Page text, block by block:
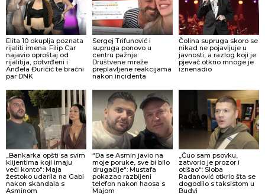
Elita 10 okuplja poznata
rijaliti imena: Filip Car
najavio oproštaj od
rijalitija, potvrđeni i
Anđela Đuričić te bračni
par DNK
Sergej Trifunović i
supruga ponovo u
centru pažnje:
Društvene mreže
preplavljene reakcijama
nakon incidenta
Čolina supruga skoro se
nikad ne pojavljuje u
javnosti, a razlog koji je
pjevač otkrio mnoge je
iznenadio
„Bankarka opšti sa svim
klijentima koji imaju
veći konto“: Maja
žestoko udarila na Gabi
nakon skandala s
Asminom
“Da se Asmin javio na
moje poruke, sve bi bilo
drugačije“: Mustafa
pokazao razbijeni
telefon nakon haosa s
Majom
„Čuo sam psovku,
zatvorio je prozor i
otišao“: Sloba
Radanović otkrio šta se
dogodilo s taksistom u
Budvi